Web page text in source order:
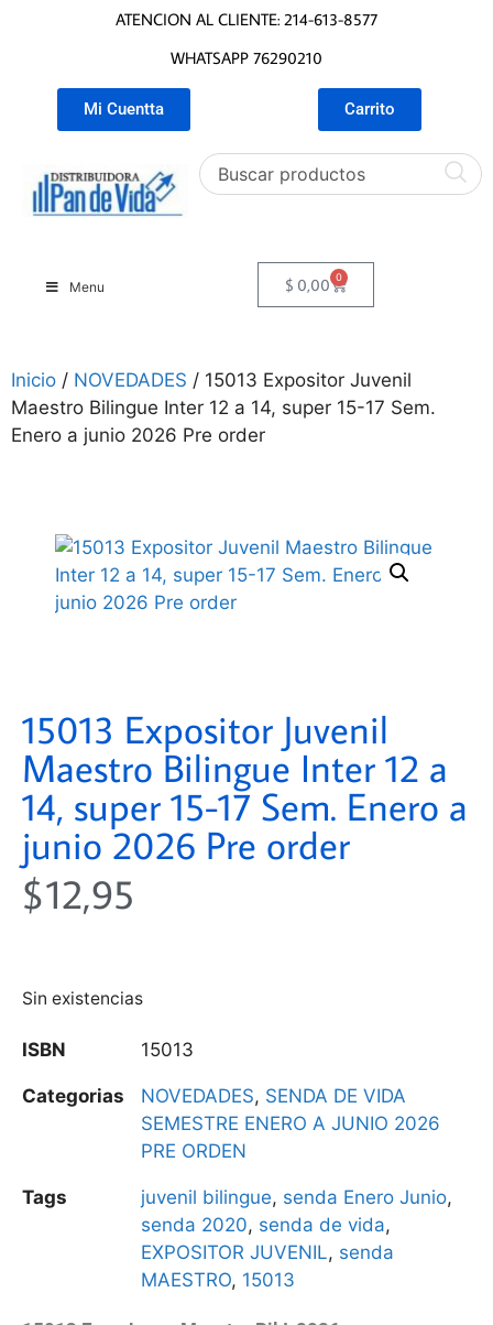
ATENCION AL CLIENTE: 214-613-8577
WHATSAPP 76290210
Mi Cuentta Carrito
Menu $ 0,00 0
Inicio / NOVEDADES / 15013 Expositor Juvenil
Maestro Bilingue Inter 12 a 14, super 15-17 Sem.
Enero a junio 2026 Pre order
15013 Expositor Juvenil
Maestro Bilingue Inter 12 a
14, super 15-17 Sem. Enero a
junio 2026 Pre order
$12,95
Sin existencias
ISBN 15013
Categorias NOVEDADES, SENDA DE VIDA
SEMESTRE ENERO A JUNIO 2026
PRE ORDEN
Tags juvenil bilingue, senda Enero Junio,
senda 2020, senda de vida,
EXPOSITOR JUVENIL, senda
MAESTRO, 15013